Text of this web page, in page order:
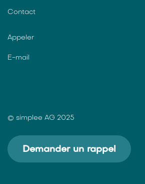
Contact
Appeler
E-mail
© simplee AG 2025
Demander un rappel